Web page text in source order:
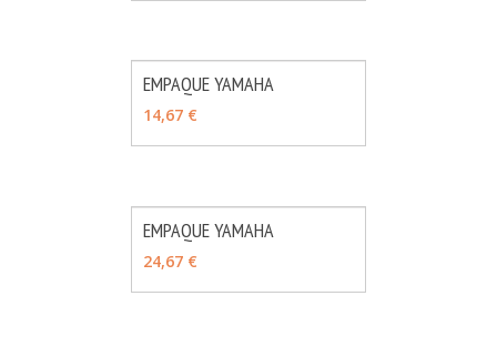
EMPAQUE YAMAHA
14,67 €
EMPAQUE YAMAHA
24,67 €